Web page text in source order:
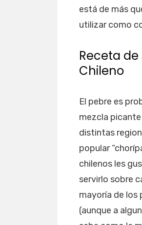
está de más
utilizar como
Receta
Chileno
El pebre es
mezcla
distintas
popular
chilenos les
servirlo sobre
mayoría de los
(aunque a